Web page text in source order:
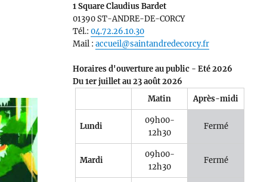
1 Square Claudius Bardet
01390 ST-ANDRE-DE-CORCY
Tél.:04.72.26.10.30
Mail :accueil@saintandredecorcy.fr
Horaires d'ouverture au public - Eté 2026
Du 1er juillet au 23 août 2026
Matin
Après-midi
Lundi
09h00-
12h30
Fermé
Mardi
09h00-
12h30
Fermé